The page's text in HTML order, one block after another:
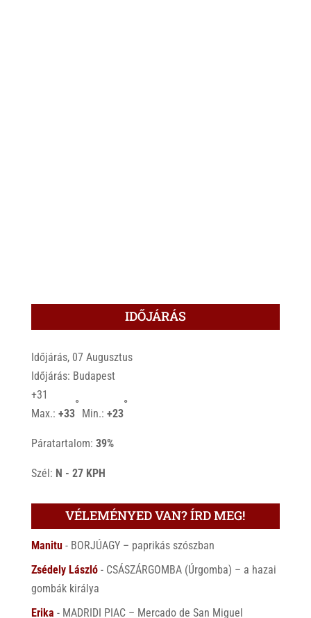
IDŐJÁRÁS
Időjárás, 07 Augusztus
Időjárás: Budapest
+31
Max.: +33
°
Min.: +23
°
Páratartalom: 39%
Szél: N - 27 KPH
VÉLEMÉNYED VAN? ÍRD MEG!
Manitu- BORJÚAGY – paprikás szószban
Zsédely László- CSÁSZÁRGOMBA (Úrgomba) – a hazai
gombák királya
Erika - MADRIDI PIAC – Mercado de San Miguel